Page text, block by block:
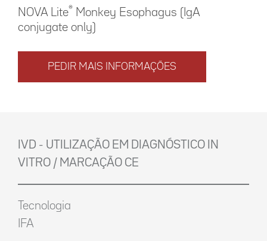
NOVA Lite® Monkey Esophagus (IgA
conjugate only)
PEDIR MAIS INFORMAÇÕES
IVD - UTILIZAÇÃO EM DIAGNÓSTICO IN
VITRO / MARCAÇÃO CE
Tecnologia
IFA